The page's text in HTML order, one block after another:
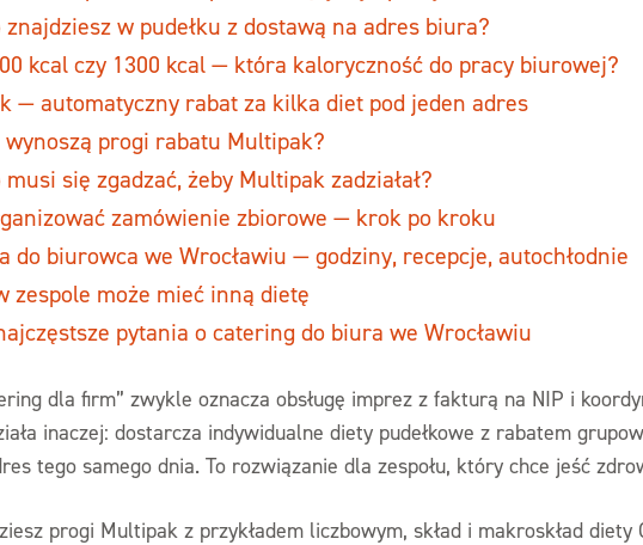
znajdziesz w pudełku z dostawą na adres biura?
kcal czy 1300 kcal — która kaloryczność do pracy biurowej?
— automatyczny rabat za kilka diet pod jeden adres
wynoszą progi rabatu Multipak?
musi się zgadzać, żeby Multipak zadziałał?
zamówienie zbiorowe — krok po kroku
do biurowca we Wrocławiu — godziny, recepcje, autochłodnie
zespole może mieć inną dietę
pytania o catering do biura we Wrocławiu
dla firm” zwykle oznacza obsługę imprez z fakturą na NIP i
inaczej: dostarcza indywidualne diety pudełkowe z rabatem
tego samego dnia. To rozwiązanie dla zespołu, który chce jeść
progi Multipak z przykładem liczbowym, skład i makroskład diety